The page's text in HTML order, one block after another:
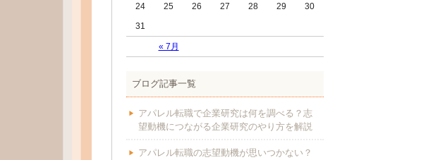
« 7月
24
25 26 27 28 29
30
31
ブログ記事一覧
アパレル転職で企業研究は何を調べる？志
望動機につながる企業研究のやり方を解説
アパレル転職の志望動機が思いつかない？